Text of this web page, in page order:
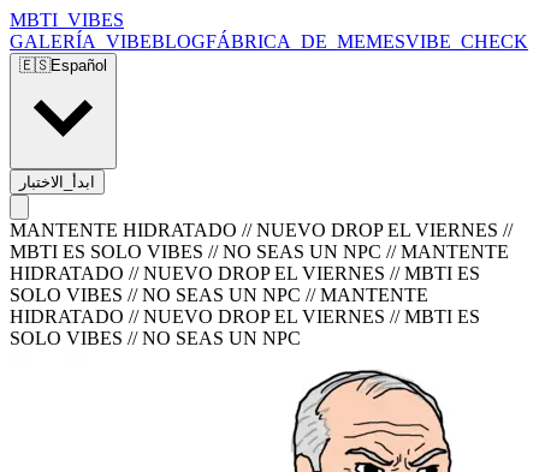
MBTI_VIBES
GALERÍA_VIBEBLOGFÁBRICA_DE_MEMESVIBE_CHECK
🇪🇸Español
ابدأ_الاختبار
MANTENTE HIDRATADO // NUEVO DROP EL VIERNES //
MBTI ES SOLO VIBES // NO SEAS UN NPC //MANTENTE
HIDRATADO // NUEVO DROP EL VIERNES // MBTI ES
SOLO VIBES // NO SEAS UN NPC //MANTENTE
HIDRATADO // NUEVO DROP EL VIERNES // MBTI ES
SOLO VIBES // NO SEAS UN NPC